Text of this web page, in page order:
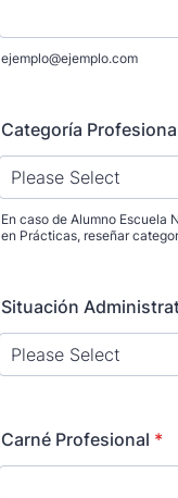
ejemplo@ejemplo.com
Categoría
En caso de Alumno Escuela
en Prácticas, reseñar
Situación
Carné Profesional *